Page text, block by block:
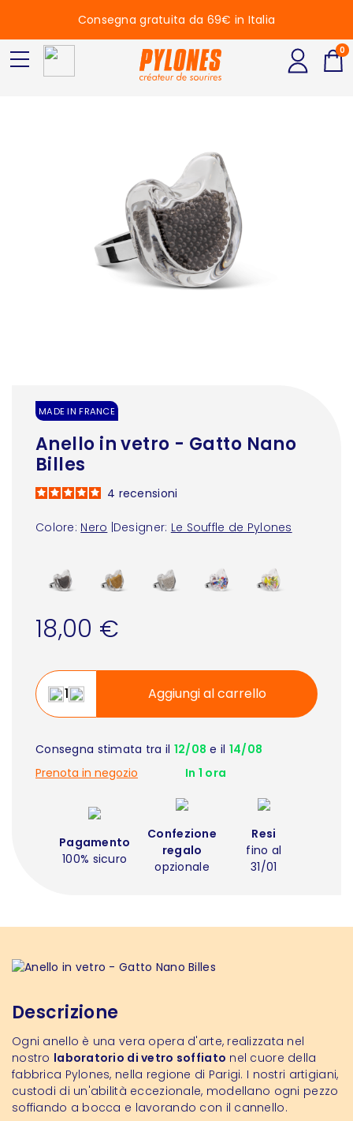
MADE IN FRANCE
Anello in vetro - Gatto Nano
Billes
Colore: Nero Designer: Le Souffle de Pylones
4 recensioni
18,00 €
Aggiungi al carrello
Consegna stimata tra il 12/08 e il 14/08
Prenota in negozio
In 1 ora
Pagamento
100% sicuro
Confezione
regalo
opzionale
Resi
fino al
31/01
Descrizione
Ogni anello è una vera opera d'arte, realizzata nel
nostro laboratorio di vetro soffiato nel cuore della
fabbrica Pylones, nella regione di Parigi. I nostri artigiani,
custodi di un'abilità eccezionale, modellano ogni pezzo
soffiando a bocca e lavorando con il cannello.
Consegna gratuita da 69€ in Italia
0